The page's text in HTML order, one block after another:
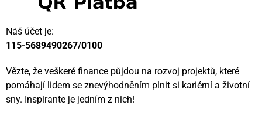
Náš účet je:
115-5689490267/0100
Vězte, že veškeré finance půjdou na rozvoj projektů, které
pomáhají lidem se znevýhodněním plnit si kariérní a životní
sny. Inspirante je jedním z nich!